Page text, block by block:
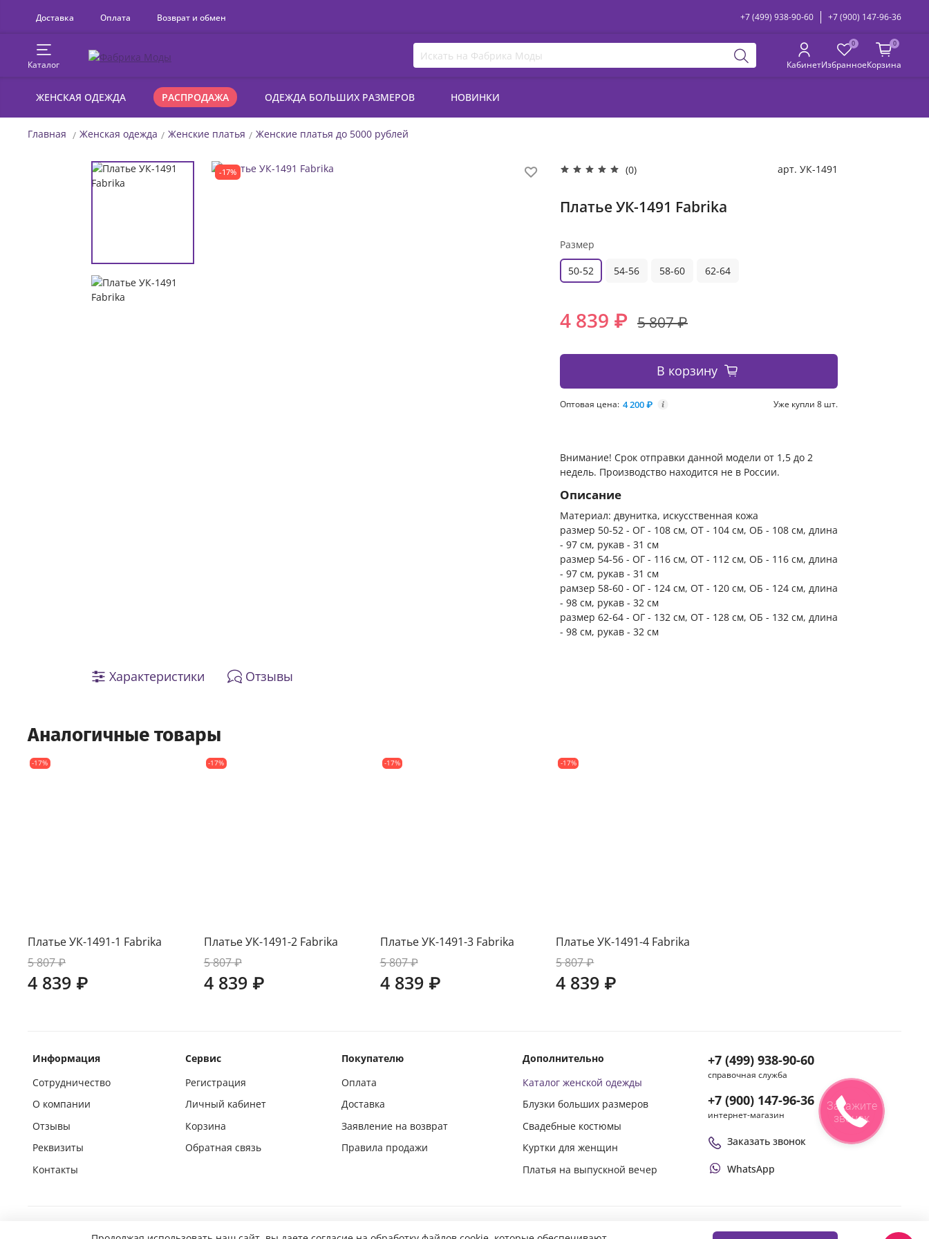
Доставка Оплата Возврат и обмен +7 (499) 938-90-60 +7 (900) 147-96-36
Каталог Кабинет
0
Избранное
0
Корзина
ЖЕНСКАЯ ОДЕЖДА РАСПРОДАЖА ОДЕЖДА БОЛЬШИХ РАЗМЕРОВ НОВИНКИ
Главная Женская одежда Женские платья Женские платья до 5000 рублей
-17% (0) арт. УК-1491
Платье УК-1491 Fabrika
Размер
50-52
54-56 58-60 62-64
4 839 ₽ 5 807 ₽
В корзину
Оптовая цена: 4 200 ₽ i Уже купли 8 шт.
Внимание! Срок отправки данной модели от 1,5 до 2
недель. Производство находится не в России.
Описание
Материал: двунитка, искусственная кожа
размер 50-52 - ОГ - 108 см, ОТ - 104 см, ОБ - 108 см, длина
- 97 см, рукав - 31 см
размер 54-56 - ОГ - 116 см, ОТ - 112 см, ОБ - 116 см, длина
- 97 см, рукав - 31 см
рамзер 58-60 - ОГ - 124 см, ОТ - 120 см, ОБ - 124 см, длина
- 98 см, рукав - 32 см
размер 62-64 - ОГ - 132 см, ОТ - 128 см, ОБ - 132 см, длина
- 98 см, рукав - 32 см
Характеристики Отзывы
Аналогичные товары
-17%
Платье УК-1491-1 Fabrika
5 807 ₽
4 839 ₽
-17%
Платье УК-1491-2 Fabrika
5 807 ₽
4 839 ₽
-17%
Платье УК-1491-3 Fabrika
5 807 ₽
4 839 ₽
-17%
Платье УК-1491-4 Fabrika
5 807 ₽
4 839 ₽
Информация
Сотрудничество
О компании
Отзывы
Реквизиты
Контакты
Сервис
Регистрация
Личный кабинет
Корзина
Обратная связь
Покупателю
Оплата
Доставка
Заявление на возврат
Правила продажи
Дополнительно
Каталог женской одежды
Блузки больших размеров
Свадебные костюмы
Куртки для женщин
Платья на выпускной вечер
+7 (499) 938-90-60
справочная служба
+7 (900) 147-96-36
интернет-магазин
Заказать звонок
WhatsApp
Покупай на маркетплейсах вместе с нами Подпишись и следи за новинками в социальных сетях Оплачивай покупки удобным способом
Закажите
звонок